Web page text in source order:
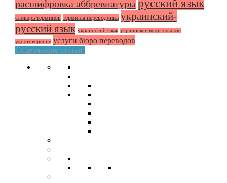
расшифровка аббревиатуры русский язык
словарь терминов термины переводчика украинский-
русский язык украинский язык украинское водительское
удостоверение услуги бюро переводов
Содержание статьи: